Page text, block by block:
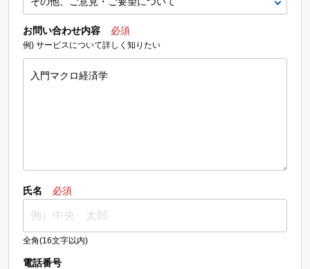
お問い合わせ内容 必須
例) サービスについて詳しく知りたい
氏名 必須
全角(16文字以内)
電話番号